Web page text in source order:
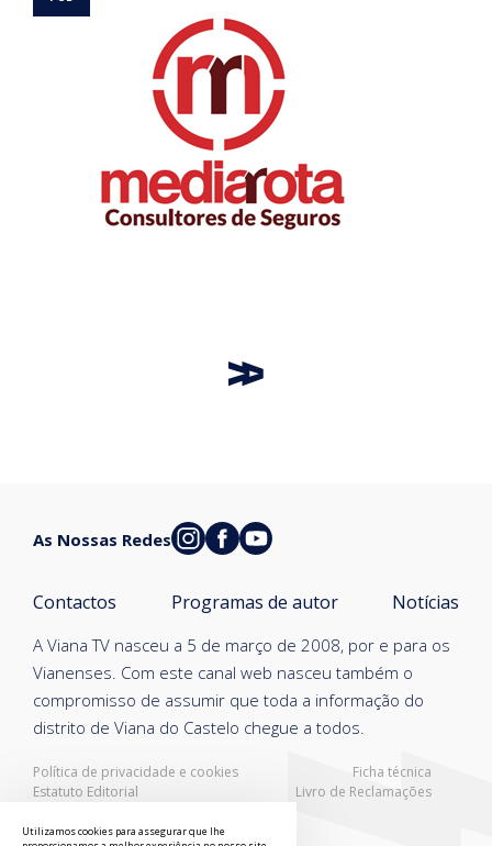
Política de privacidade e cookies
Ficha técnica
Estatuto Editorial
Livro de Reclamações
A Viana TV nasceu a 5 de março de 2008, por e para os
Vianenses. Com este canal web nasceu também o
compromisso de assumir que toda a informação do
distrito de Viana do Castelo chegue a todos.
Contactos Programas de autor Notícias
As Nossas Redes
Utilizamos cookies para assegurar que lhe